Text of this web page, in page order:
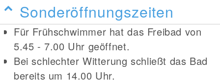
Sonderöffnungszeiten
Für Frühschwimmer hat das Freibad von
5.45 - 7.00 Uhr geöffnet.
Bei schlechter Witterung schließt das Bad
bereits um 14.00 Uhr.